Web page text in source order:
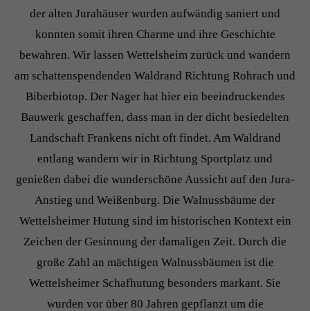
der alten Jurahäuser wurden aufwändig saniert und
konnten somit ihren Charme und ihre Geschichte
bewahren. Wir lassen Wettelsheim zurück und wandern
am schattenspendenden Waldrand Richtung Rohrach und
Biberbiotop. Der Nager hat hier ein beeindruckendes
Bauwerk geschaffen, dass man in der dicht besiedelten
Landschaft Frankens nicht oft findet. Am Waldrand
entlang wandern wir in Richtung Sportplatz und
genießen dabei die wunderschöne Aussicht auf den Jura-
Anstieg und Weißenburg. Die Walnussbäume der
Wettelsheimer Hutung sind im historischen Kontext ein
Zeichen der Gesinnung der damaligen Zeit. Durch die
große Zahl an mächtigen Walnussbäumen ist die
Wettelsheimer Schafhutung besonders markant. Sie
wurden vor über 80 Jahren gepflanzt um die